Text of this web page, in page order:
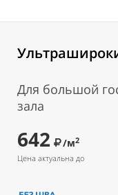
Для большой
зала
642 /м2
Цена актуальна до